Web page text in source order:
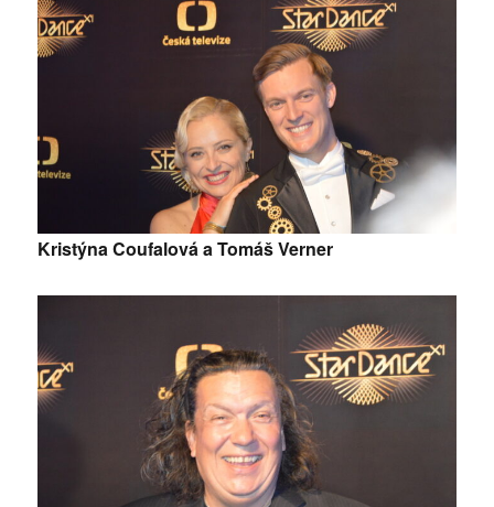
Kristýna Coufalová a Tomáš Verner